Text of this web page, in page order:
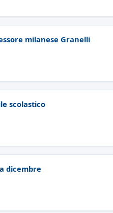
milanese Granelli
scolastico
dicembre